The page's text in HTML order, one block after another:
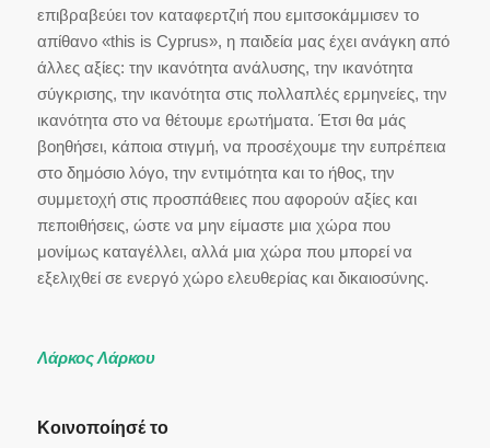
επιβραβεύει τον καταφερτζιή που εμιτσοκάμμισεν το
απίθανο «this is Cyprus», η παιδεία μας έχει ανάγκη από
άλλες αξίες: την ικανότητα ανάλυσης, την ικανότητα
σύγκρισης, την ικανότητα στις πολλαπλές ερμηνείες, την
ικανότητα στο να θέτουμε ερωτήματα. Έτσι θα μάς
βοηθήσει, κάποια στιγμή, να προσέχουμε την ευπρέπεια
στο δημόσιο λόγο, την εντιμότητα και το ήθος, την
συμμετοχή στις προσπάθειες που αφορούν αξίες και
πεποιθήσεις, ώστε να μην είμαστε μια χώρα που
μονίμως καταγέλλει, αλλά μια χώρα που μπορεί να
εξελιχθεί σε ενεργό χώρο ελευθερίας και δικαιοσύνης.
Λάρκος Λάρκου
Κοινοποίησέ το